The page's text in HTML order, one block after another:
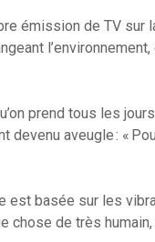
émission de TV sur
l’environnement,
prend tous les
devenu aveugle : «
est basée sur les
chose de très